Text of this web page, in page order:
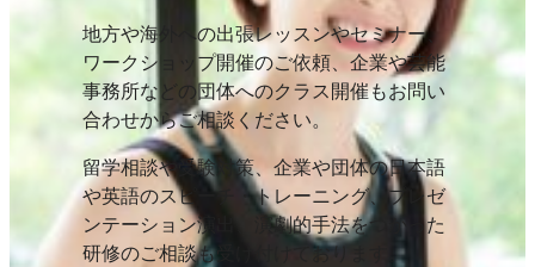
地方や海外への出張レッスンやセミナー、
ワークショップ開催のご依頼、企業や芸能
事務所などの団体へのクラス開催もお問い
合わせからご相談ください。
留学相談や受験対策、企業や団体の日本語
や英語のスピーチ・トレーニング、プレゼ
ンテーション演出、演劇的手法をつかった
研修のご相談も受け付けております。